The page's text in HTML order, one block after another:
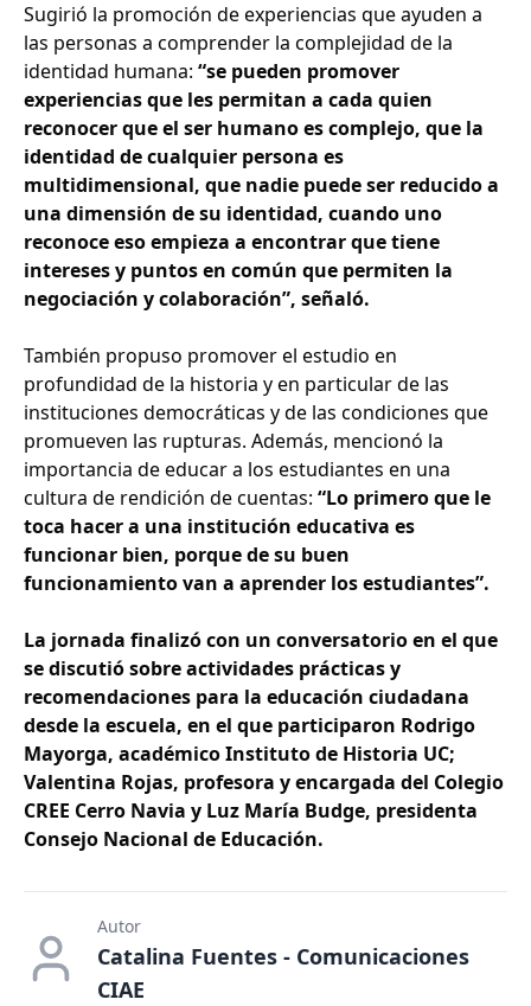
Sugirió la promoción de experiencias que ayuden a
las personas a comprender la complejidad de la
identidad humana: “se pueden promover
experiencias que les permitan a cada quien
reconocer que el ser humano es complejo, que la
identidad de cualquier persona es
multidimensional, que nadie puede ser reducido a
una dimensión de su identidad, cuando uno
reconoce eso empieza a encontrar que tiene
intereses y puntos en común que permiten la
negociación y colaboración”, señaló.
También propuso promover el estudio en
profundidad de la historia y en particular de las
instituciones democráticas y de las condiciones que
promueven las rupturas. Además, mencionó la
importancia de educar a los estudiantes en una
cultura de rendición de cuentas: “Lo primero que le
toca hacer a una institución educativa es
funcionar bien, porque de su buen
funcionamiento van a aprender los estudiantes”.
La jornada finalizó con un conversatorio en el que
se discutió sobre actividades prácticas y
recomendaciones para la educación ciudadana
desde la escuela, en el que participaron Rodrigo
Mayorga, académico Instituto de Historia UC;
Valentina Rojas, profesora y encargada del Colegio
CREE Cerro Navia y Luz María Budge, presidenta
Consejo Nacional de Educación.
Autor
Catalina Fuentes - Comunicaciones
CIAE